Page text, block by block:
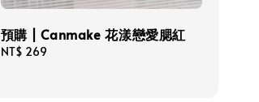
預購 | Canmake 花漾戀愛腮紅
Regular
NT$ 269